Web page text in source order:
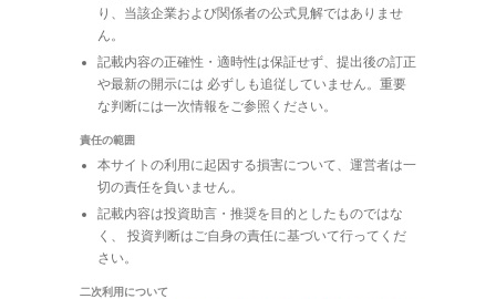
り、当該企業および関係者の公式見解ではありませ
ん。
記載内容の正確性・適時性は保証せず、提出後の訂正
や最新の開示には 必ずしも追従していません。重要
な判断には一次情報をご参照ください。
責任の範囲
本サイトの利用に起因する損害について、運営者は一
切の責任を負いません。
記載内容は投資助言・推奨を目的としたものではな
く、 投資判断はご自身の責任に基づいて行ってくだ
さい。
二次利用について